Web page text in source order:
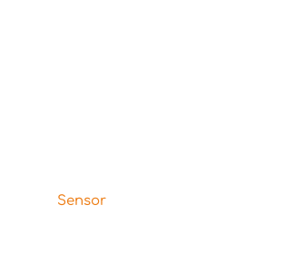
Sensor